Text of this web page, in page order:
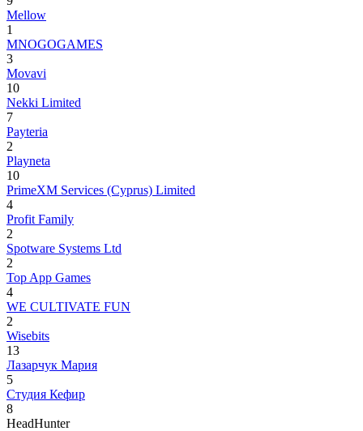
Mellow
1
MNOGOGAMES
3
Movavi
10
Nekki Limited
7
Payteria
2
Playneta
10
PrimeXM Services (Cyprus) Limited
4
Profit Family
2
Spotware Systems Ltd
2
Top App Games
4
WE CULTIVATE FUN
2
Wisebits
13
Лазарчук Мария
5
Студия Кефир
8
HeadHunter